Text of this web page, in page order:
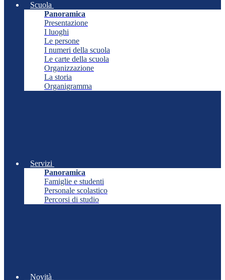
Scuola
Panoramica
Presentazione
I luoghi
Le persone
I numeri della scuola
Le carte della scuola
Organizzazione
La storia
Organigramma
Servizi
Panoramica
Famiglie e studenti
Personale scolastico
Percorsi di studio
Novità